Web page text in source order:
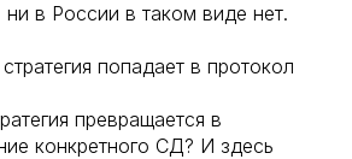
в России в таком виде нет.
попадает в протокол
превращается в
конкретного СД? И здесь